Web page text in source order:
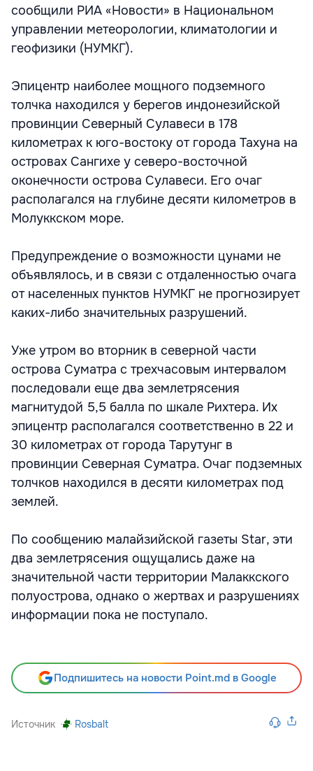
сообщили РИА «Новости» в Национальном
управлении метеорологии, климатологии и
геофизики (НУМКГ).
Эпицентр наиболее мощного подземного
толчка находился у берегов индонезийской
провинции Северный Сулавеси в 178
километрах к юго-востоку от города Тахуна на
островах Сангихе у северо-восточной
оконечности острова Сулавеси. Его очаг
располагался на глубине десяти километров в
Молуккском море.
Предупреждение о возможности цунами не
объявлялось, и в связи с отдаленностью очага
от населенных пунктов НУМКГ не прогнозирует
каких-либо значительных разрушений.
Уже утром во вторник в северной части
острова Суматра с трехчасовым интервалом
последовали еще два землетрясения
магнитудой 5,5 балла по шкале Рихтера. Их
эпицентр располагался соответственно в 22 и
30 километрах от города Тарутунг в
провинции Северная Суматра. Очаг подземных
толчков находился в десяти километрах под
землей.
По сообщению малайзийской газеты Star, эти
два землетрясения ощущались даже на
значительной части территории Малаккского
полуострова, однако о жертвах и разрушениях
информации пока не поступало.
Подпишитесь на новости Point.md в Google
Источник Rosbalt